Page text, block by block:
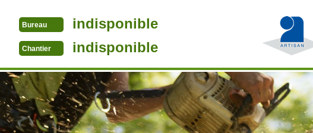
Bureau indisponible
Chantier indisponible